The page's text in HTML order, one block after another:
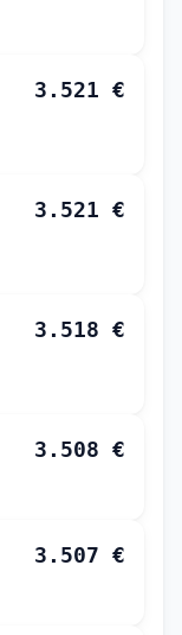
3.521 €
3.521 €
3.518 €
3.508 €
3.507 €